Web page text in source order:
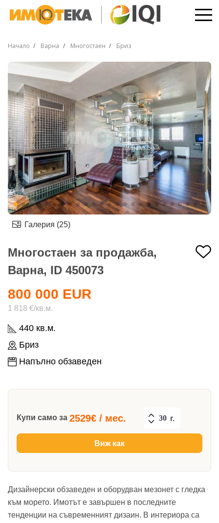
Начало Варна Многостаен Бриз
Галерия (25)
Многостаен за продажба,
Варна, ID 450073
440 кв.м.
Бриз
Напълно обзаведен
800 000 EUR
1 818 €/кв.м.
Купи само за 2529€ / мес. г.
Виж как
Дизайнерски обзаведен и оборудван мезонет с гледка
към морето. Имотът е завършен в последните
тенденции на съвременният дизаин. В интериора са